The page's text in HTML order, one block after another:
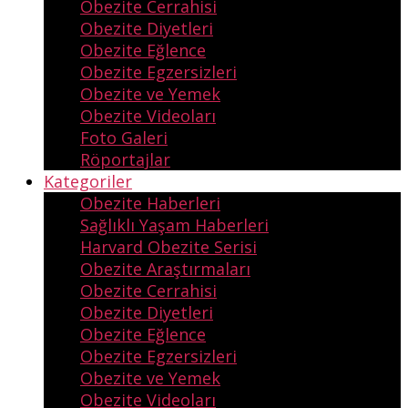
Obezite Cerrahisi
Obezite Diyetleri
Obezite Eğlence
Obezite Egzersizleri
Obezite ve Yemek
Obezite Videoları
Foto Galeri
Röportajlar
Kategoriler
Obezite Haberleri
Sağlıklı Yaşam Haberleri
Harvard Obezite Serisi
Obezite Araştırmaları
Obezite Cerrahisi
Obezite Diyetleri
Obezite Eğlence
Obezite Egzersizleri
Obezite ve Yemek
Obezite Videoları